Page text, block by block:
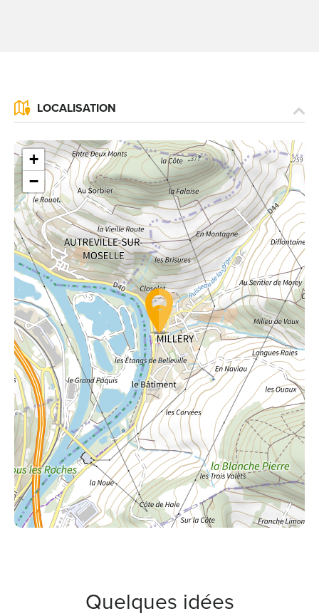
LOCALISATION
+
−
Quelques idées